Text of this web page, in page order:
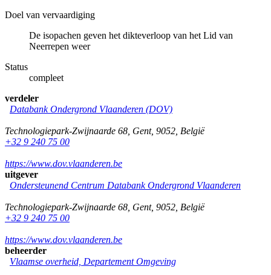
Doel van vervaardiging
De isopachen geven het dikteverloop van het Lid van
Neerrepen weer
Status
compleet
verdeler
Databank Ondergrond Vlaanderen (DOV)
Technologiepark-Zwijnaarde 68 Gent, 9052 België
+32 9 240 75 00
https://www.dov.vlaanderen.be
uitgever
Ondersteunend Centrum Databank Ondergrond Vlaanderen
Technologiepark-Zwijnaarde 68 Gent, 9052 België
+32 9 240 75 00
https://www.dov.vlaanderen.be
beheerder
Vlaamse overheid, Departement Omgeving